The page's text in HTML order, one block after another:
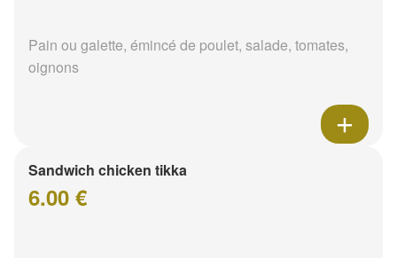
Pain ou galette, émincé de poulet, salade, tomates,
oignons
Sandwich chicken tikka
6.00 €